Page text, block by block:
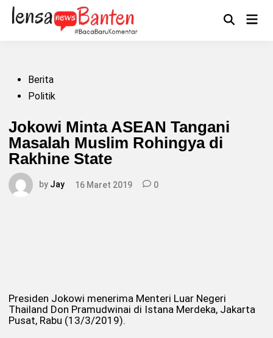
Skip
content
OpenMain
PostedBerita
Politik
Jokowi Minta ASEAN Tangani
Masalah Muslim Rohingya di
Rakhine State
by Jay 16 Maret 2019 0
Presiden Jokowi menerima Menteri Luar Negeri
Thailand Don Pramudwinai di Istana Merdeka, Jakarta
Pusat, Rabu (13/3/2019).